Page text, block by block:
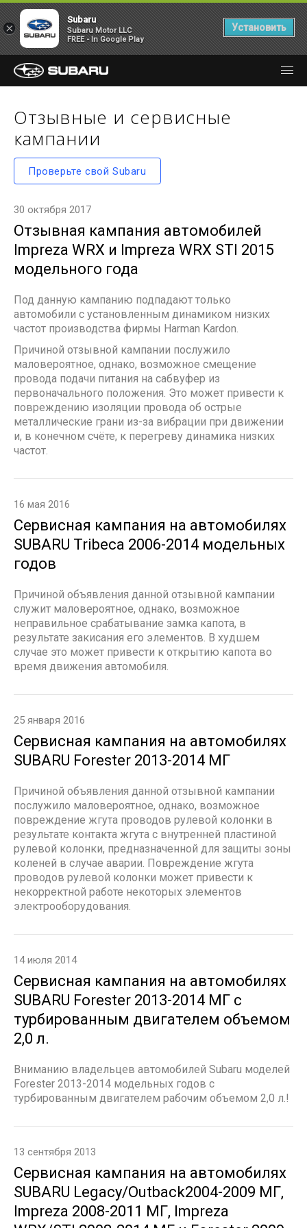
Отзывные и сервисные
кампании
Проверьте свой Subaru
30 октября 2017
Отзывная кампания автомобилей
Impreza WRX и Impreza WRX STI 2015
модельного года
Под данную кампанию подпадают только
автомобили с установленным динамиком низких
частот производства фирмы Harman Kardon.
Причиной отзывной кампании послужило
маловероятное, однако, возможное смещение
провода подачи питания на сабвуфер из
первоначального положения. Это может привести к
повреждению изоляции провода об острые
металлические грани из-за вибрации при движении
и, в конечном счёте, к перегреву динамика низких
частот.
16 мая 2016
Сервисная кампания на автомобилях
SUBARU Tribeca 2006-2014 модельных
годов
Причиной объявления данной отзывной кампании
служит маловероятное, однако, возможное
неправильное срабатывание замка капота, в
результате закисания его элементов. В худшем
случае это может привести к открытию капота во
время движения автомобиля.
25 января 2016
Сервисная кампания на автомобилях
SUBARU Forester 2013-2014 МГ
Причиной объявления данной отзывной кампании
послужило маловероятное, однако, возможное
повреждение жгута проводов рулевой колонки в
результате контакта жгута с внутренней пластиной
рулевой колонки, предназначенной для защиты зоны
коленей в случае аварии. Повреждение жгута
проводов рулевой колонки может привести к
некорректной работе некоторых элементов
электрооборудования.
14 июля 2014
Сервисная кампания на автомобилях
SUBARU Forester 2013-2014 МГ с
турбированным двигателем объемом
2,0 л.
Вниманию владельцев автомобилей Subaru моделей
Forester 2013-2014 модельных годов с
турбированным двигателем рабочим объемом 2,0 л.!
13 сентября 2013
Сервисная кампания на автомобилях
SUBARU Legacy/Outback2004-2009 МГ,
Impreza 2008-2011 МГ, Impreza
×
Subaru
Subaru Motor LLC
FREE - In Google Play
Установить